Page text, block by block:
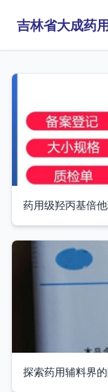
吉林省大成药
药用级羟丙基倍
探索药用辅料界